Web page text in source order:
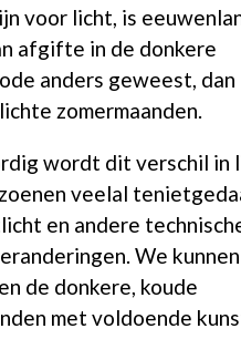
voor licht, is
afgifte in de donkere
anders geweest, dan
zomermaanden.
wordt dit verschil in
veelal
en andere
We
de donkere, koude
met voldoende